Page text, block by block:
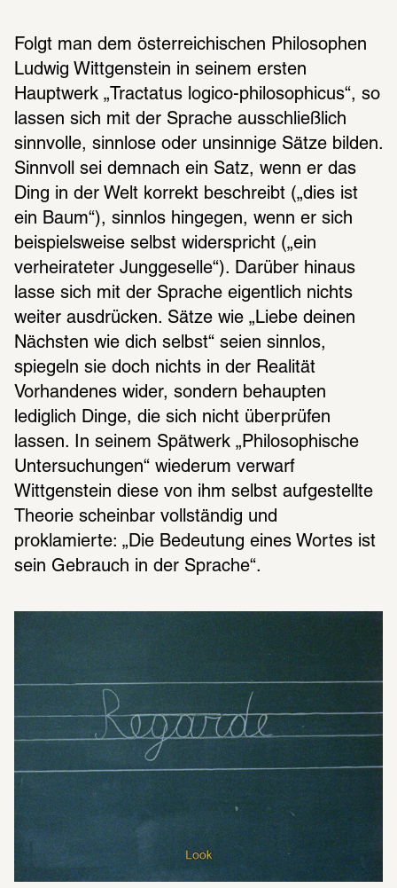
Folgt man dem österreichischen Philosophen
Ludwig Wittgenstein in seinem ersten
Hauptwerk „Tractatus logico-philosophicus“, so
lassen sich mit der Sprache ausschließlich
sinnvolle, sinnlose oder unsinnige Sätze bilden.
Sinnvoll sei demnach ein Satz, wenn er das
Ding in der Welt korrekt beschreibt („dies ist
ein Baum“), sinnlos hingegen, wenn er sich
beispielsweise selbst widerspricht („ein
verheirateter Junggeselle“). Darüber hinaus
lasse sich mit der Sprache eigentlich nichts
weiter ausdrücken. Sätze wie „Liebe deinen
Nächsten wie dich selbst“ seien sinnlos,
spiegeln sie doch nichts in der Realität
Vorhandenes wider, sondern behaupten
lediglich Dinge, die sich nicht überprüfen
lassen. In seinem Spätwerk „Philosophische
Untersuchungen“ wiederum verwarf
Wittgenstein diese von ihm selbst aufgestellte
Theorie scheinbar vollständig und
proklamierte: „Die Bedeutung eines Wortes ist
sein Gebrauch in der Sprache“.